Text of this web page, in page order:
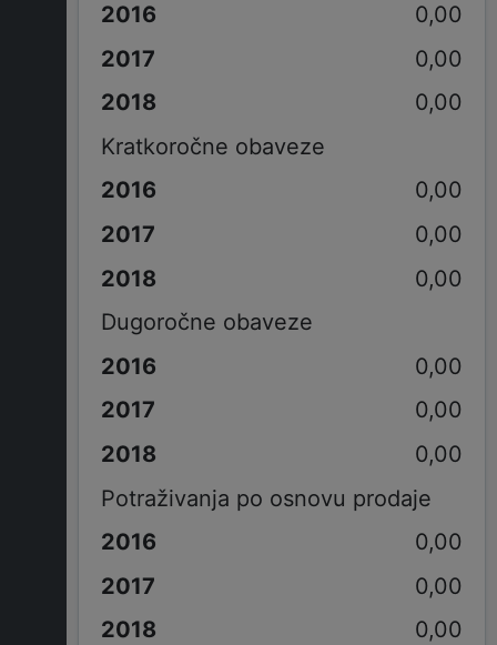
0,00
0,00
0,00
Kratkoročne obaveze
0,00
0,00
0,00
Dugoročne obaveze
0,00
0,00
0,00
Potraživanja po osnovu prodaje
0,00
0,00
0,00